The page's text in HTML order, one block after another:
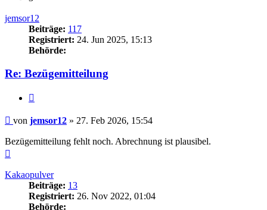
jemsor12
Beiträge: 117
Registriert: 24. Jun 2025, 15:13
Behörde:
Re: Bezügemitteilung
Beitrag
von jemsor12 » 27. Feb 2026, 15:54
Bezügemitteilung fehlt noch. Abrechnung ist plausibel.
Kakaopulver
Beiträge: 13
Registriert: 26. Nov 2022, 01:04
Behörde: